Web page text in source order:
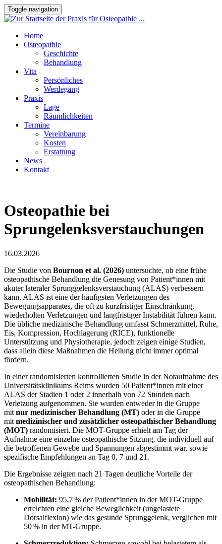
Toggle navigation
Home
Osteopathie
Geschichte
Behandlung
Vita
Persönliches
Werdegang
Praxis
Lage
Räumlichkeiten
Termine
Vereinbarung
Kosten
Erstattung
News
Kontakt
Osteopathie bei
Sprungelenksverstauchungen
16.03.2026
Die Studie von Bournon et al. (2026) untersuchte, ob eine frühe
osteopathische Behandlung die Genesung von Patient*innen mit
akuter lateraler Sprunggelenksverstauchung (ALAS) verbessern
kann. ALAS ist eine der häufigsten Verletzungen des
Bewegungsapparates, die oft zu kurzfristiger Einschränkung,
wiederholten Verletzungen und langfristiger Instabilität führen kann.
Die übliche medizinische Behandlung umfasst Schmerzmittel, Ruhe,
Eis, Kompression, Hochlagerung (RICE), funktionelle
Unterstützung und Physiotherapie, jedoch zeigen einige Studien,
dass allein diese Maßnahmen die Heilung nicht immer optimal
fördern.
In einer randomisierten kontrollierten Studie in der Notaufnahme des
Universitätsklinikums Reims wurden 50 Patient*innen mit einer
ALAS der Stadien 1 oder 2 innerhalb von 72 Stunden nach
Verletzung aufgenommen. Sie wurden entweder in die Gruppe
mit nur medizinischer Behandlung (MT) oder in die Gruppe
mit medizinischer und zusätzlicher osteopathischer Behandlung
(MOT) randomisiert. Die MOT-Gruppe erhielt am Tag der
Aufnahme eine einzelne osteopathische Sitzung, die individuell auf
die betroffenen Gewebe und Spannungen abgestimmt war, sowie
spezifische Empfehlungen an Tag 0, 7 und 21.
Die Ergebnisse zeigten nach 21 Tagen deutliche Vorteile der
osteopathischen Behandlung:
Mobilität: 95,7 % der Patient*innen in der MOT-Gruppe
erreichten eine gleiche Beweglichkeit (ungelastete
Dorsalflexion) wie das gesunde Sprunggelenk, verglichen mit
50 % in der MT-Gruppe.